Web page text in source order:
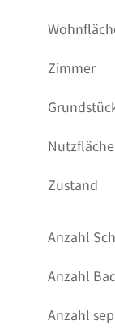
Zimmer
Zustand
Anzahl
Anzahl
Anzahl